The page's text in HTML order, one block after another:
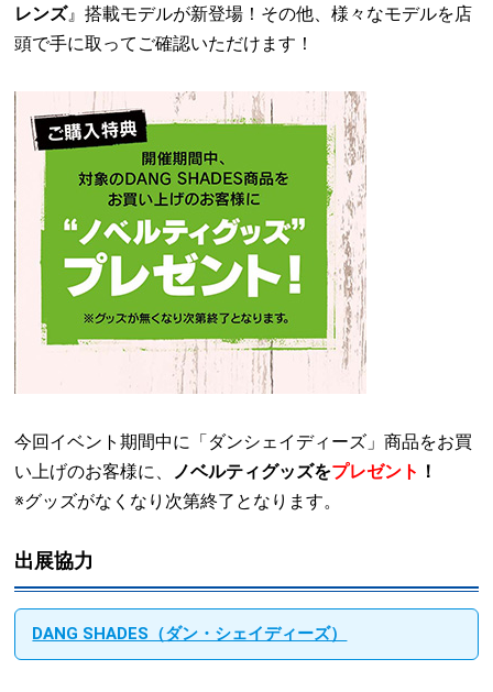
レンズ』搭載モデルが新登場！その他、様々なモデルを店
頭で手に取ってご確認いただけます！
今回イベント期間中に「ダンシェイディーズ」商品をお買
い上げのお客様に、 ノベルティグッズをプレゼント ！
※グッズがなくなり次第終了となります。
出展協力
DANG SHADES（ダン・シェイディーズ）